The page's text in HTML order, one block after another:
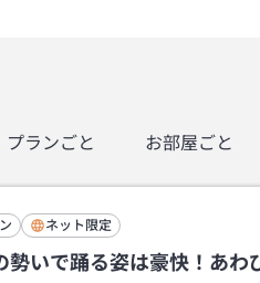
プランごと お部屋ごと
ネット限定
勢いで踊る姿は豪快！あわ